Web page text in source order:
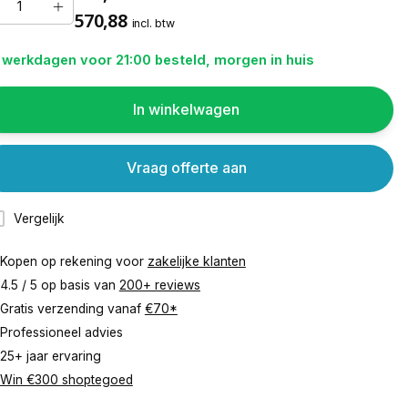
570,88 incl. btw
werkdagen voor 21:00 besteld, morgen in huis
In winkelwagen
Vergelijk
Vraag offerte aan
Kopen op rekening voor zakelijke klanten
4.5 / 5 op basis van 200+ reviews
Gratis verzending vanaf €70*
Professioneel advies
25+ jaar ervaring
Win €300 shoptegoed